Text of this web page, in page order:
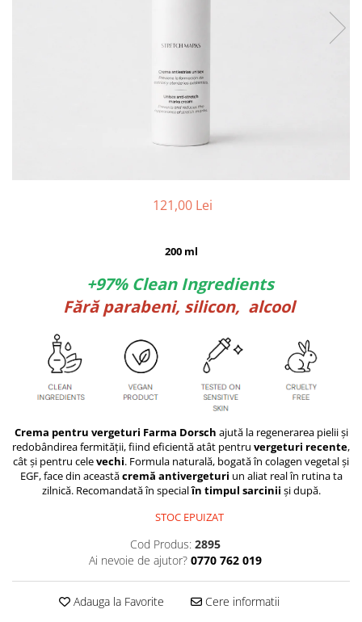
121,00 Lei
200 ml
+97% Clean Ingredients
Fără parabeni, silicon, alcool
Crema pentru vergeturi Farma Dorsch ajută la regenerarea pielii și
redobândirea fermității, fiind eficientă atât pentru vergeturi recente,
cât și pentru celevechi. Formula naturală, bogată în colagen vegetal și
EGF, face din aceastăcremă antivergeturi un aliat real în rutina ta
zilnică. Recomandată în specialîn timpul sarcinii și după.
STOC EPUIZAT
Cod Produs: 2895
Ai nevoie de ajutor? 0770 762 019
Adauga la Favorite Cere informatii